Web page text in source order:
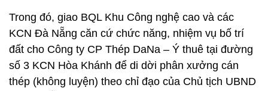
Trong đó, giao BQL Khu Công nghệ cao và các
KCN Đà Nẵng căn cứ chức năng, nhiệm vụ bố trí
đất cho Công ty CP Thép DaNa – Ý thuê tại đường
số 3 KCN Hòa Khánh để di dời phân xưởng cán
thép (không luyện) theo chỉ đạo của Chủ tịch UBND